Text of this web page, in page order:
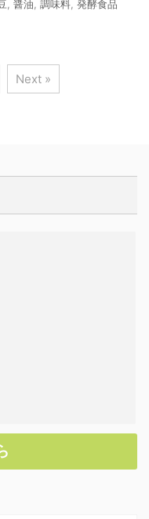
醤油 調味料 発酵食品
Next »